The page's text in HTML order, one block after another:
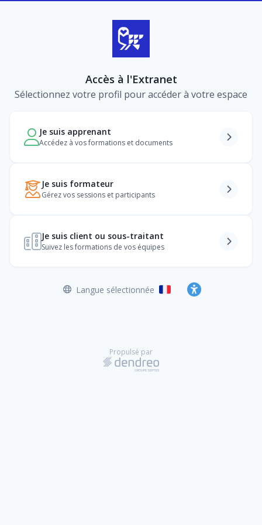
Accès à l'Extranet
Sélectionnez votre profil pour accéder à votre espace
Je suis apprenant
Accédez à vos formations et documents
Je suis formateur
Gérez vos sessions et participants
Je suis client ou sous-traitant
Suivez les formations de vos équipes
Langue sélectionnée Français Accessibilité
Propulsé par